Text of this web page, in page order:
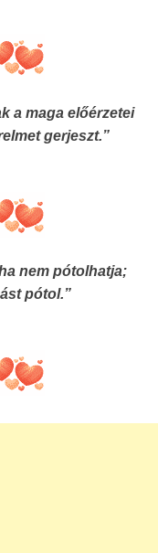
a maga előérzetei
gerjeszt.”
nem pótolhatja;
pótol.”